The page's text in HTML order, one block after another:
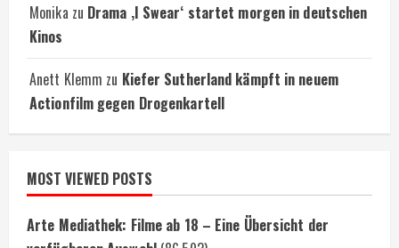
Monika zu Drama ‚I Swear‘ startet morgen in deutschen
Kinos
Anett Klemm zu Kiefer Sutherland kämpft in neuem
Actionfilm gegen Drogenkartell
MOST VIEWED POSTS
Arte Mediathek: Filme ab 18 – Eine Übersicht der